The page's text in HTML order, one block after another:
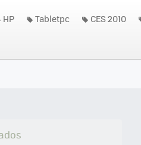
HP Tabletpc CES 2010